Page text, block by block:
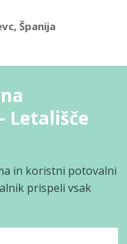
Španija
Letališče
in koristni potovalni
prispeli vsak